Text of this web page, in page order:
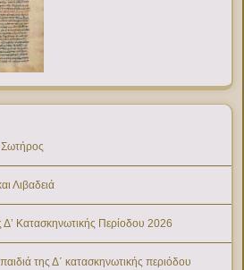
Λιβαδειά
Κατασκηνωτικής Περίοδου 2026
της Δ΄ κατασκηνωτικής περιόδου